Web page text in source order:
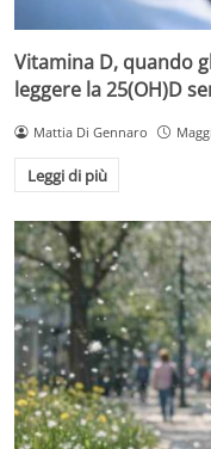
Vitamina D, quando
leggere la 25(OH)D
Mattia Di Gennaro
Leggi di più